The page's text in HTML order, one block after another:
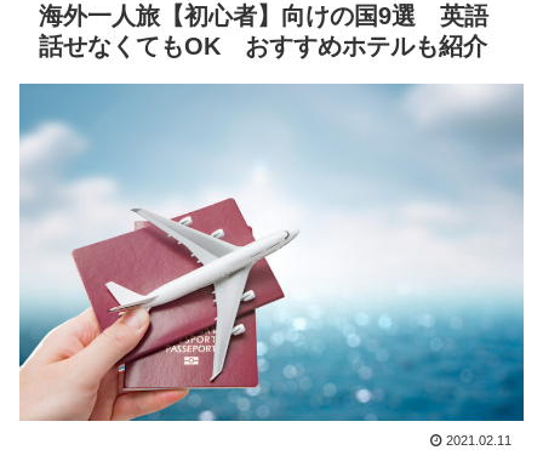
海外一人旅【初心者】向けの国9選 英語
話せなくてもOK おすすめホテルも紹介
2021.02.11